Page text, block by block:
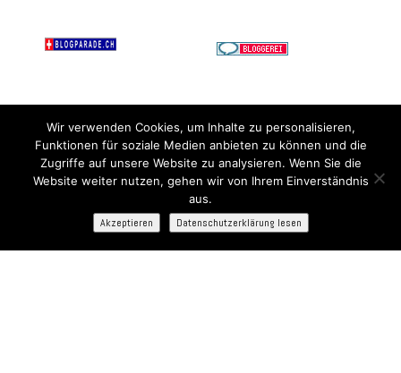
Wir verwenden Cookies, um Inhalte zu personalisieren,
Funktionen für soziale Medien anbieten zu können und die
Zugriffe auf unsere Website zu analysieren. Wenn Sie die
Website weiter nutzen, gehen wir von Ihrem Einverständnis
aus.
Akzeptieren
Datenschutzerklärung lesen